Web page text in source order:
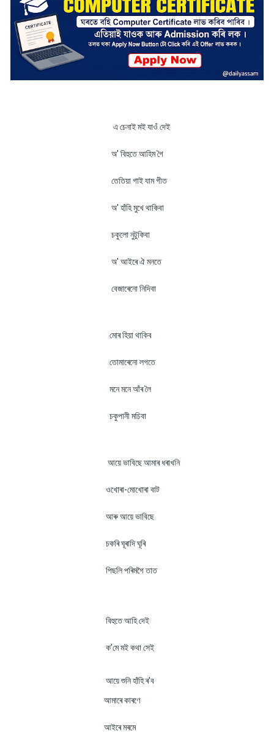
এ চেনাই মই যাওঁ দেই
অ' বিহুতে আহিম গৈ
তেতিয়া গাই যাম গীত
অ' হাঁহি মুখে থাকিবা
চকুলো নুটুকিবা
অ' আইৰে ঐ মনতে
বেজাৰেনো নিদিবা
মোৰ হিয়া থাকিব
তোমাৰেনো লগতে
মনে মনে আঁৰ লৈ
চকুপানী মচিবা
আয়ে ভাবিছে আমাৰ ধৰাখনি
ওখোৰা-মোখোৰা বাট
আৰু আয়ে ভাবিছে
চকৰি ঘূৰাদি ঘূৰি
পিছলি পৰিমগৈ তাত
বিহুতে আহি দেই
ক’মে মই কথা সেই
আয়ে শুনি হাঁহি ৰ'ব
আমাৰে কাৰণে
আইৰে মৰমে